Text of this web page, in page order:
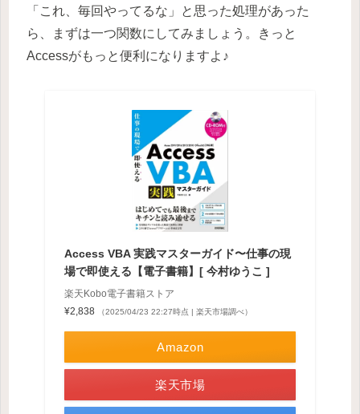
「これ、毎回やってるな」と思った処理があった
ら、まずは一つ関数にしてみましょう。きっと
Accessがもっと便利になりますよ♪
Access VBA 実践マスターガイド〜仕事の現
場で即使える【電子書籍】[ 今村ゆうこ ]
楽天Kobo電子書籍ストア
¥2,838
（2025/04/23 22:27時点 | 楽天市場調べ）
Amazon
楽天市場